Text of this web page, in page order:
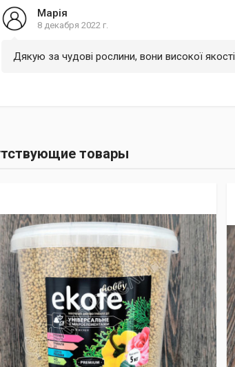
Марія
8 декабря 2022 г.
Дякую за чудові рослини, вони високої
товары